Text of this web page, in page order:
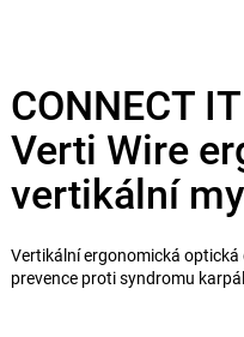
CONNECT
Verti Wire
vertikální
Vertikální ergonomická
prevence proti syndromu